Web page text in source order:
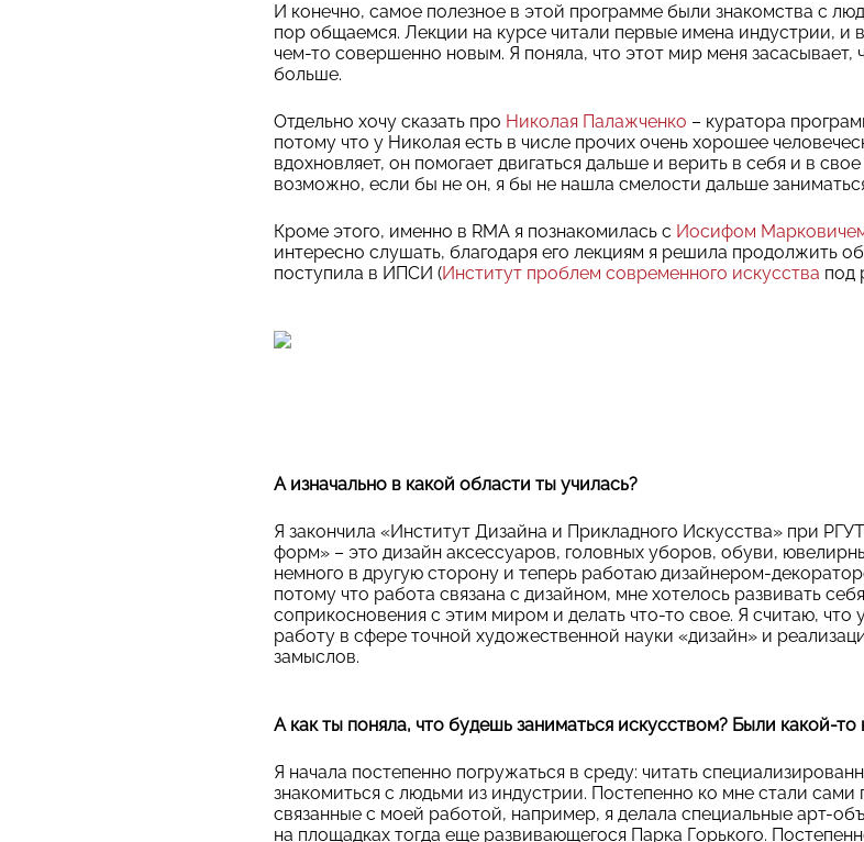
И конечно, самое полезное в этой программе были знакомства с
пор общаемся. Лекции на курсе читали первые имена индустрии, и
чем-то совершенно новым. Я поняла, что этот мир меня засасывает,
больше.
Отдельно хочу сказать про Николая Палажченко – куратора
потому что у Николая есть в числе прочих очень хорошее
вдохновляет, он помогает двигаться дальше и верить в себя и в
возможно, если бы не он, я бы не нашла смелости дальше
Кроме этого, именно в RMA я познакомилась с Иосифом
интересно слушать, благодаря его лекциям я решила продолжить
поступила в ИПСИ (Институт проблем современного искусства под
А изначально в какой области ты училась?
Я закончила «Институт Дизайна и Прикладного Искусства» при
форм» – это дизайн аксессуаров, головных уборов, обуви,
немного в другую сторону и теперь работаю дизайнером-
потому что работа связана с дизайном, мне хотелось развивать
соприкосновения с этим миром и делать что-то свое. Я считаю,
работу в сфере точной художественной науки «дизайн» и
замыслов.
А как ты поняла, что будешь заниматься искусством? Были какой-
Я начала постепенно погружаться в среду: читать
знакомиться с людьми из индустрии. Постепенно ко мне стали
связанные с моей работой, например, я делала специальные арт-
на площадках тогда еще развивающегося Парка Горького.